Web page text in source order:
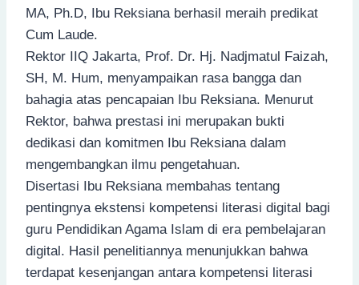
MA, Ph.D, Ibu Reksiana berhasil meraih predikat
Cum Laude.
Rektor IIQ Jakarta, Prof. Dr. Hj. Nadjmatul Faizah,
SH, M. Hum, menyampaikan rasa bangga dan
bahagia atas pencapaian Ibu Reksiana. Menurut
Rektor, bahwa prestasi ini merupakan bukti
dedikasi dan komitmen Ibu Reksiana dalam
mengembangkan ilmu pengetahuan.
Disertasi Ibu Reksiana membahas tentang
pentingnya ekstensi kompetensi literasi digital bagi
guru Pendidikan Agama Islam di era pembelajaran
digital. Hasil penelitiannya menunjukkan bahwa
terdapat kesenjangan antara kompetensi literasi